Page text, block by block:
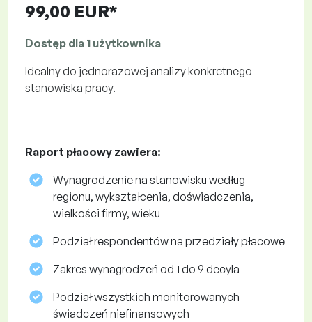
99,00 EUR*
Dostęp dla 1 użytkownika
Idealny do jednorazowej analizy konkretnego
stanowiska pracy.
Raport płacowy zawiera:
Wynagrodzenie na stanowisku według
regionu, wykształcenia, doświadczenia,
wielkości firmy, wieku
Podział respondentów na przedziały płacowe
Zakres wynagrodzeń od 1 do 9 decyla
Podział wszystkich monitorowanych
świadczeń niefinansowych